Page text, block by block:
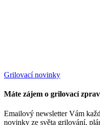
Grilovací novinky
Máte zájem o grilovací
Emailový newsletter Vám
novinky ze světa grilování,